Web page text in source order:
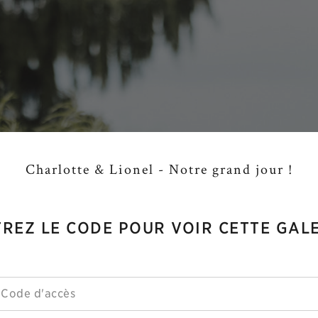
Charlotte & Lionel - Notre grand jour !
LE CODE POUR VOIR CETTE